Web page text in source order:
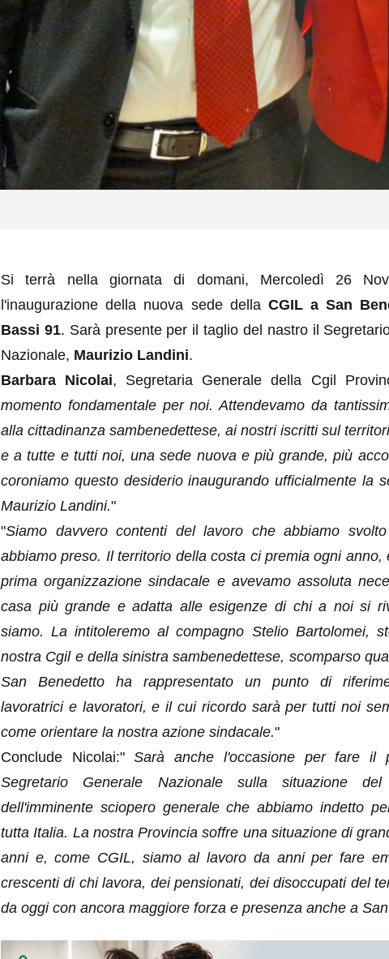
Si terrà nella giornata di domani, Mercoledì 26
l'inaugurazione della nuova sede della CGIL a San
Bassi 91. Sarà presente per il taglio del nastro il
Nazionale, Maurizio Landini.
Barbara Nicolai, Segretaria Generale della Cgil
momento fondamentale per noi. Attendevamo da
alla cittadinanza sambenedettese, ai nostri iscritti sul
e a tutte e tutti noi, una sede nuova e più grande, più
coroniamo questo desiderio inaugurando ufficialmente la
Maurizio Landini."
"Siamo davvero contenti del lavoro che abbiamo
abbiamo preso. Il territorio della costa ci premia ogni anno,
prima organizzazione sindacale e avevamo assoluta
casa più grande e adatta alle esigenze di chi a noi si
siamo. La intitoleremo al compagno Stelio Bartolomei,
nostra Cgil e della sinistra sambenedettese, scomparso
San Benedetto ha rappresentato un punto di
lavoratrici e lavoratori, e il cui ricordo sarà per tutti noi
come orientare la nostra azione sindacale."
Conclude Nicolai:"Sarà anche l'occasione per fare il
Segretario Generale Nazionale sulla situazione
dell'imminente sciopero generale che abbiamo indetto
tutta Italia. La nostra Provincia soffre una situazione di
anni e, come CGIL, siamo al lavoro da anni per fare
crescenti di chi lavora, dei pensionati, dei disoccupati del
da oggi con ancora maggiore forza e presenza anche a